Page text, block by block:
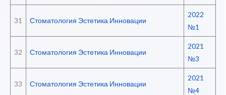
31 Стоматология Эстетика Инновации
2022
№1
32 Стоматология Эстетика Инновации
2021
№3
33 Стоматология Эстетика Инновации
2021
№4